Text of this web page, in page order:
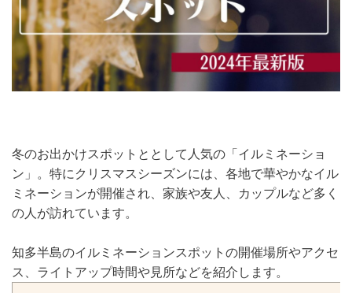
冬のお出かけスポットととして人気の「イルミネーショ
ン」。特にクリスマスシーズンには、各地で華やかなイル
ミネーションが開催され、家族や友人、カップルなど多く
の人が訪れています。
知多半島のイルミネーションスポットの開催場所やアクセ
ス、ライトアップ時間や見所などを紹介します。